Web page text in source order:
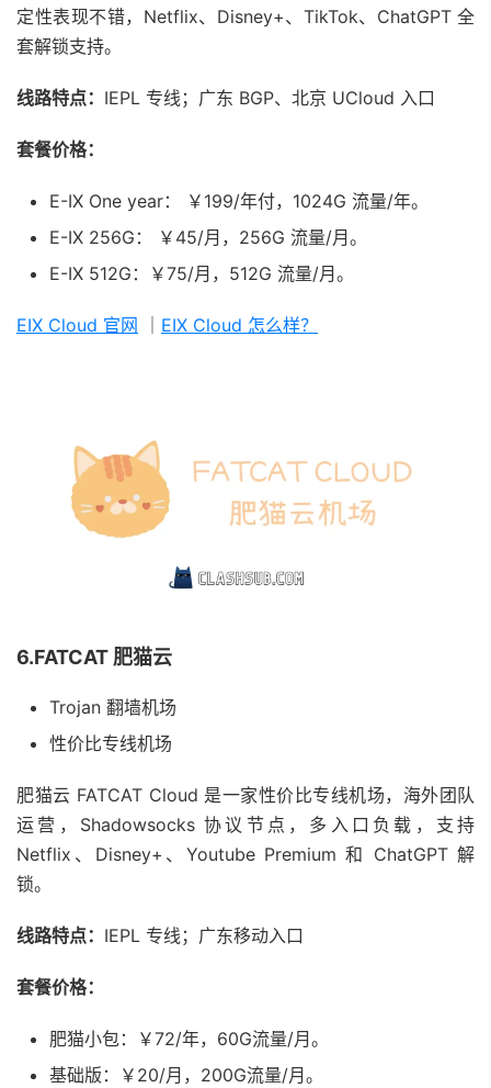
定性表现不错，Netflix、Disney+、TikTok、ChatGPT 全
套解锁支持。
线路特点： IEPL 专线；广东 BGP、北京 UCloud 入口
套餐价格：
E-IX One year： ￥199/年付，1024G 流量/年。
E-IX 256G： ￥45/月，256G 流量/月。
E-IX 512G：￥75/月，512G 流量/月。
EIX Cloud 官网 EIX Cloud 怎么样？
6.FATCAT 肥猫云
Trojan 翻墙机场
性价比专线机场
肥猫云 FATCAT Cloud 是一家性价比专线机场，海外团队
运营，Shadowsocks 协议节点，多入口负载，支持
Netflix、Disney+、Youtube Premium 和 ChatGPT 解
锁。
线路特点： IEPL 专线；广东移动入口
套餐价格：
肥猫小包：￥72/年，60G流量/月。
基础版：￥20/月，200G流量/月。